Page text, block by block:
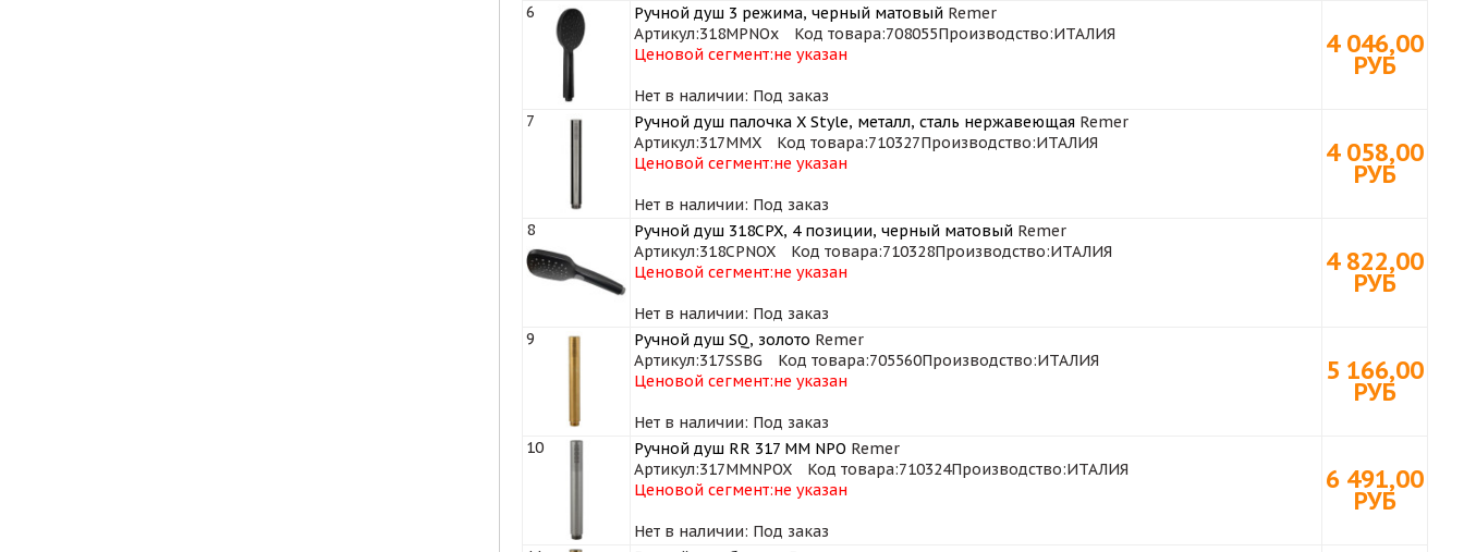
6 Ручной душ 3 режима, черный матовыйRemer
Артикул:318MPNOx Код товара:708055Производство:ИТАЛИЯ
Ценовой сегмент:не указан
Нет в наличии: Под заказ
4 046,00
РУБ
7 Ручной душ палочка X Style, металл, сталь нержавеющаяRemer
Артикул:317MMX Код товара:710327Производство:ИТАЛИЯ
Ценовой сегмент:не указан
Нет в наличии: Под заказ
4 058,00
РУБ
8 Ручной душ 318CPX, 4 позиции, черный матовыйRemer
Артикул:318CPNOX Код товара:710328Производство:ИТАЛИЯ
Ценовой сегмент:не указан
Нет в наличии: Под заказ
4 822,00
РУБ
9 Ручной душ SQ, золото Remer
Артикул:317SSBG Код товара:705560Производство:ИТАЛИЯ
Ценовой сегмент:не указан
Нет в наличии: Под заказ
5 166,00
РУБ
10 Ручной душ RR 317 MM NPO Remer
Артикул:317MMNPOX Код товара:710324Производство:ИТАЛИЯ
Ценовой сегмент:не указан
Нет в наличии: Под заказ
6 491,00
РУБ